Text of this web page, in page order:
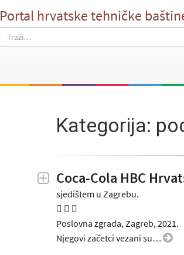
Portal hrvatske tehničke
Kategorija:
Coca-Cola HBC
sjedištem u Zagrebu.
  
Poslovna zgrada, Zagreb, 2021.
Njegovi začetci vezani su…